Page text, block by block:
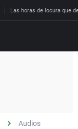
Las horas de locura que
Audios